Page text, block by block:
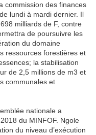
commission des finances
lundi à mardi dernier. Il
milliards de F, contre
de poursuivre les
du domaine
ressources forestières et
la stabilisation
de 2,5 millions de m3 et
communales et
nationale a
du MINFOF. Ngole
du niveau d’exécution